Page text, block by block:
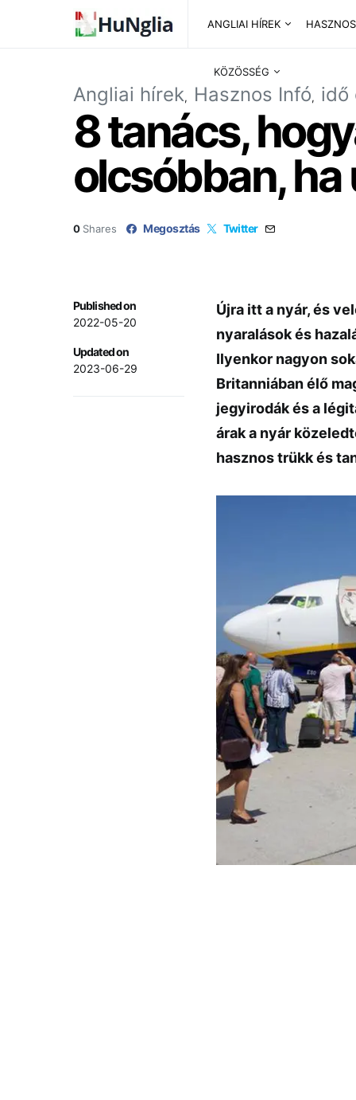
ANGLIAI HÍREK
KÖZÖSSÉG
Angliai hírek Hasznos Infó idő
8 tanács,
olcsóbban, ha
0 Shares Megosztás Twitter
Published on
2022-05-20
Updated on
2023-06-29
Újra itt a nyár, és
nyaralások és
Ilyenkor nagyon
Britanniában élő
jegyirodák és a
árak a nyár
hasznos trükk és